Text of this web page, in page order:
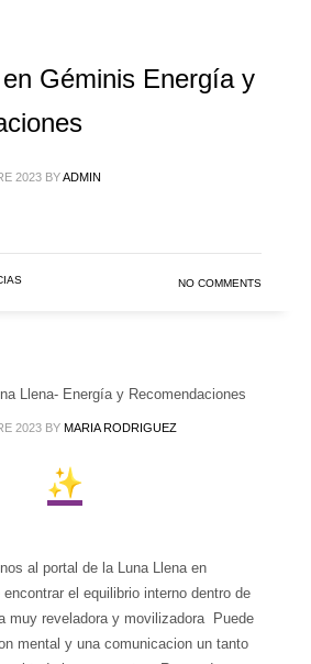
Géminis Energía y
2023 BYADMIN
NO COMMENTS
Llena- Energía y Recomendaciones
2023 BY MARIA RODRIGUEZ
al portal de la Luna Llena en
el equilibrio interno dentro de
muy reveladora y movilizadora Puede
mental y una comunicacion un tanto